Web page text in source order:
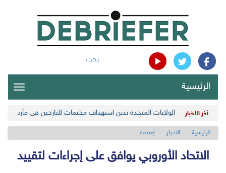
بحث
الرئيسية
آخر الأخبار الولايات المتحدة تدين استهداف مخيمات للنازحين في مأرب
الرئيسية الأخبار إقتصاد
الاتحاد الأوروبي يوافق على إجراءات لتقييد